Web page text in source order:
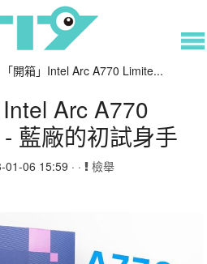
開箱」Intel Arc A770 Limite...
Arc A770
藍廠的初試身手
01-06 15:59 · · 檢舉